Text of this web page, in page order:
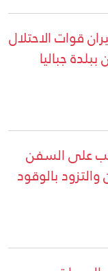
قوات الاحتلال
جباليا
على السفن
بالوقود